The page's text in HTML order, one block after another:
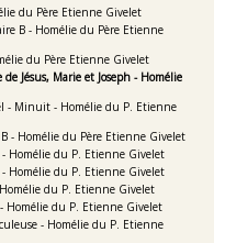
du Père Etienne Givelet
B - Homélie du Père Etienne
du Père Etienne Givelet
Jésus, Marie et Joseph - Homélie
- Minuit - Homélie du P. Etienne
- Homélie du Père Etienne Givelet
Homélie du P. Etienne Givelet
Homélie du P. Etienne Givelet
du P. Etienne Givelet
Homélie du P. Etienne Givelet
- Homélie du P. Etienne